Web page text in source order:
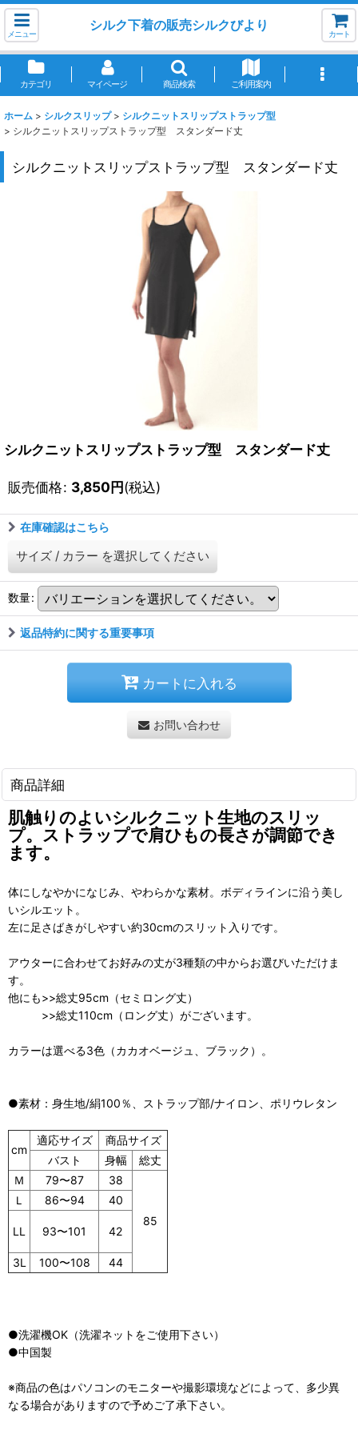
メニュー
シルク下着の販売シルクびより
カート
カテゴリ マイページ 商品検索 ご利用案内
ホーム > シルクスリップ > シルクニットスリップストラップ型
> シルクニットスリップストラップ型 スタンダード丈
シルクニットスリップストラップ型 スタンダード丈
シルクニットスリップストラップ型 スタンダード丈
販売価格: 3,850円(税込)
在庫確認はこちら
サイズ / カラー を選択してください
数量:
返品特約に関する重要事項
カートに入れる
お問い合わせ
商品詳細
肌触りのよいシルクニット生地のスリッ
プ。ストラップで肩ひもの長さが調節でき
ます。
体にしなやかになじみ、やわらかな素材。ボディラインに沿う美し
いシルエット。
左に足さばきがしやすい約30cmのスリット入りです。
アウターに合わせてお好みの丈が3種類の中からお選びいただけま
す。
他にも>>総丈95cm（セミロング丈）
>>総丈110cm（ロング丈）がございます。
カラーは選べる3色（カカオベージュ、ブラック）。
●素材：身生地/絹100％、ストラップ部/ナイロン、ポリウレタン
cm
適応サイズ
商品サイズ
バスト
身幅
総丈
Ｍ
79〜87 38
85
Ｌ 86〜94 40
LL 93〜101 42
3L 100〜108 44
●洗濯機OK（洗濯ネットをご使用下さい）
●中国製
※商品の色はパソコンのモニターや撮影環境などによって、多少異
なる場合がありますので予めご了承下さい。